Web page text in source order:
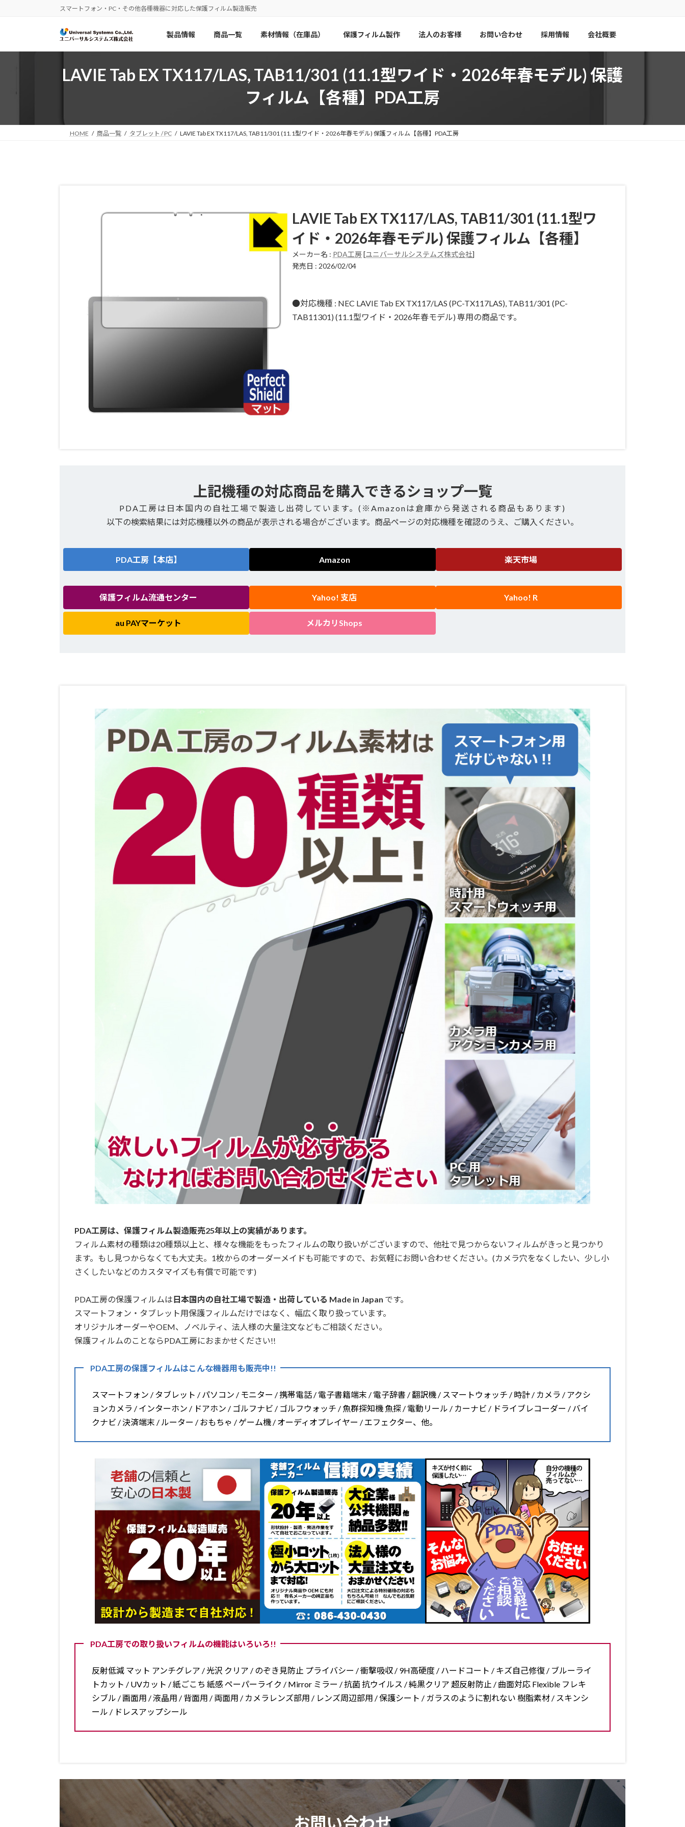
ツ
シ
スマートフォン・PC・その他各種機器に対応した保護フィルム製造販売
製品情報 商品一覧 素材情報（在庫品） 保護フィルム製作 法人のお客様 お問い合わせ 採用情報 会社概要
LAVIE Tab EX TX117/LAS, TAB11/301 (11.1型ワイド・2026年春モデル) 保護
フィルム【各種】PDA工房
HOME 商品一覧 タブレット / PC LAVIE Tab EX TX117/LAS, TAB11/301 (11.1型ワイド・2026年春モデル) 保護フィルム【各種】PDA工房
LAVIE Tab EX TX117/LAS, TAB11/301 (11.1型ワ
イド・2026年春モデル) 保護フィルム【各種】
メーカー名 : PDA工房[ユニバーサルシステムズ株式会社]
発売日 : 2026/02/04
●対応機種 : NEC LAVIE Tab EX TX117/LAS (PC-TX117LAS), TAB11/301 (PC-
TAB11301) (11.1型ワイド・2026年春モデル) 専用の商品です。
上記機種の対応商品を購入できるショップ一覧
PDA工房は日本国内の自社工場で製造し出荷しています。(※Amazonは倉庫から発送される商品もあります)
以下の検索結果には対応機種以外の商品が表示される場合がございます。商品ページの対応機種を確認のうえ、ご購入ください。
PDA工房【本店】 Amazon 楽天市場
保護フィルム流通センター Yahoo! 支店 Yahoo! R
au PAYマーケット メルカリShops
PDA工房は、保護フィルム製造販売25年以上の実績があります。
フィルム素材の種類は20種類以上と、様々な機能をもったフィルムの取り扱いがございますので、他社で見つからないフィルムがきっと見つかり
ます。もし見つからなくても大丈夫。1枚からのオーダーメイドも可能ですので、お気軽にお問い合わせください。(カメラ穴をなくしたい、少し小
さくしたいなどのカスタマイズも有償で可能です)
PDA工房の保護フィルムは 日本国内の自社工場で製造・出荷している Made in Japan です。
スマートフォン・タブレット用保護フィルムだけではなく、幅広く取り扱っています。
オリジナルオーダーやOEM、ノベルティ、法人様の大量注文などもご相談ください。
保護フィルムのことならPDA工房におまかせください!!
PDA工房の保護フィルムはこんな機器用も販売中!!
スマートフォン / タブレット / パソコン / モニター / 携帯電話 / 電子書籍端末 / 電子辞書 / 翻訳機 / スマートウォッチ / 時計 / カメラ / アクシ
ョンカメラ / インターホン / ドアホン / ゴルフナビ / ゴルフウォッチ / 魚群探知機 魚探 / 電動リール / カーナビ / ドライブレコーダー / バイ
クナビ / 決済端末 / ルーター / おもちゃ / ゲーム機 / オーディオプレイヤー / エフェクター、他。
PDA工房での取り扱いフィルムの機能はいろいろ!!
反射低減 マット アンチグレア / 光沢 クリア / のぞき見防止 プライバシー / 衝撃吸収 / 9H高硬度 / ハードコート / キズ自己修復 / ブルーライ
トカット / UVカット / 紙ごこち 紙感 ペーパーライク / Mirror ミラー / 抗菌 抗ウイルス / 純黒クリア 超反射防止 / 曲面対応 Flexible フレキ
シブル / 画面用 / 液晶用 / 背面用 / 両面用 / カメラレンズ部用 / レンズ周辺部用 / 保護シート / ガラスのように割れない 樹脂素材 / スキンシ
ール / ドレスアップシール
お問い合わせ